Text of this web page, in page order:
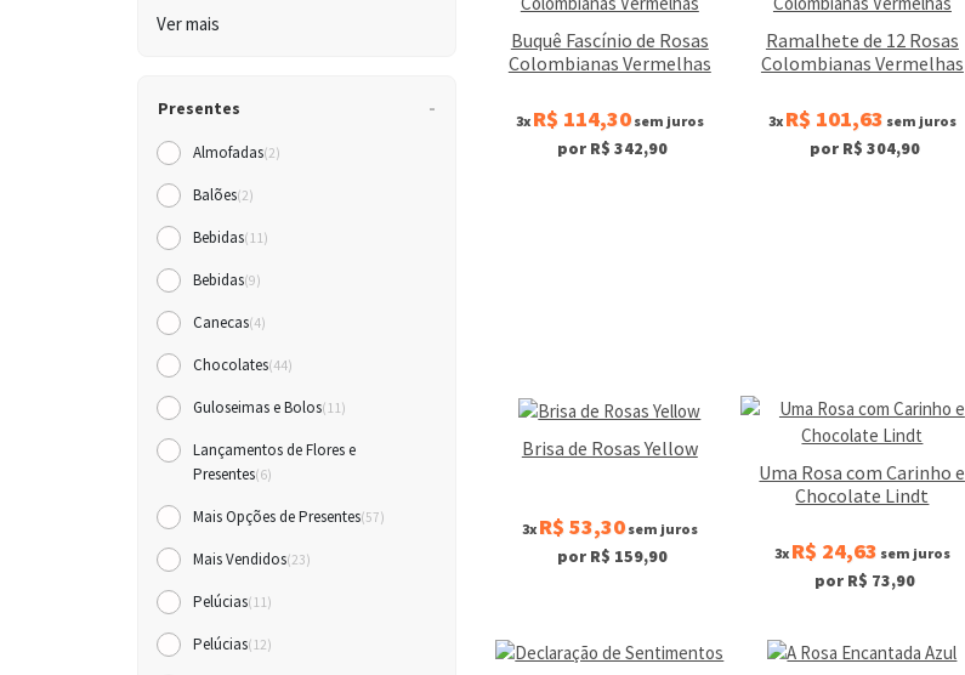
Ver mais
Presentes
Almofadas(2)
Balões(2)
Bebidas(11)
Bebidas(9)
Canecas(4)
Chocolates(44)
Guloseimas e Bolos(11)
Lançamentos de Flores e
Presentes(6)
Mais Opções de Presentes(57)
Mais Vendidos(23)
Pelúcias(11)
Pelúcias(12)
Buquê Fascínio de Rosas
Colombianas Vermelhas
3x R$ 114,30sem juros
por R$ 342,90
Ramalhete de 12 Rosas
Colombianas Vermelhas
3x R$ 101,63 sem juros
por R$ 304,90
Brisa de Rosas Yellow
3x R$ 53,30sem juros
por R$ 159,90
Uma Rosa com Carinho e
Chocolate Lindt
3x R$ 24,63 sem juros
por R$ 73,90